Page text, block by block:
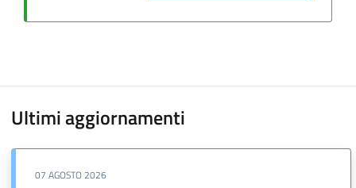
Ultimi aggiornamenti
07 AGOSTO 2026